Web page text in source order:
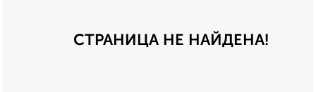
СТРАНИЦА НЕ НАЙДЕНА!